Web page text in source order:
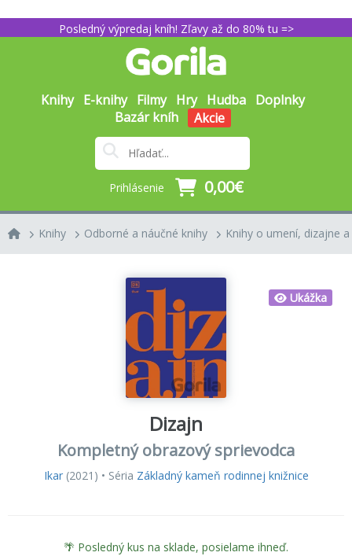
Posledný výpredaj kníh! Zľavy až do 80% tu =>
Knihy E-knihy Filmy Hry Hudba Doplnky
Bazár kníh
Akcie
Prihlásenie 0,00€
Knihy Odborné a náučné knihy Knihy o umení, dizajne
Ukážka
Dizajn
Kompletný obrazový sprievodca
Ikar(2021) • Séria Základný kameň rodinnej knižnice
🌴 Posledný kus na sklade, posielame ihneď.